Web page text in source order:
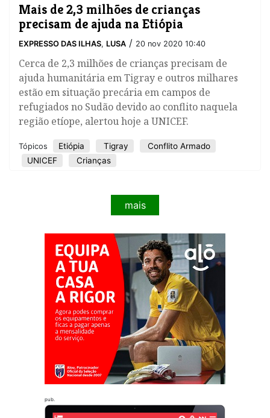
Mais de 2,3 milhões de crianças
precisam de ajuda na Etiópia
EXPRESSO DAS ILHAS, LUSA / 20 nov 2020 10:40
Cerca de 2,3 milhões de crianças precisam de
ajuda humanitária em Tigray e outros milhares
estão em situação precária em campos de
refugiados no Sudão devido ao conflito naquela
região etíope, alertou hoje a UNICEF.
Tópicos Etiópia Tigray
Conflito Armado
UNICEF
Crianças
mais
pub.